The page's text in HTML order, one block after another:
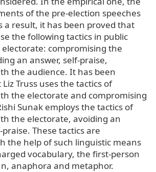
of the pre-election speeches
a result, it has been proved that
the following tactics in public
electorate: compromising the
an answer, self-praise,
the audience. It has been
Truss uses the tactics of
the electorate and compromising
Sunak employs the tactics of
the electorate, avoiding an
These tactics are
the help of such linguistic means
vocabulary, the first-person
anaphora and metaphor.